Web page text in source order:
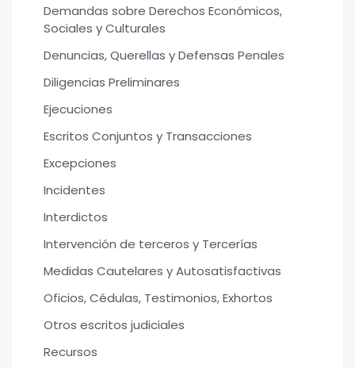
Demandas sobre Derechos Económicos,
Sociales y Culturales
Denuncias, Querellas y Defensas Penales
Diligencias Preliminares
Ejecuciones
Escritos Conjuntos y Transacciones
Excepciones
Incidentes
Interdictos
Intervención de terceros y Tercerías
Medidas Cautelares y Autosatisfactivas
Oficios, Cédulas, Testimonios, Exhortos
Otros escritos judiciales
Recursos